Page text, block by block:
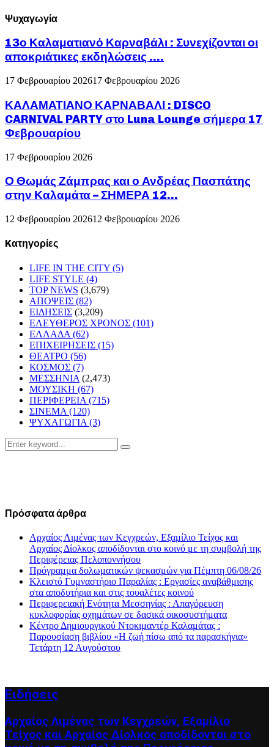
Ψυχαγωγία
13ο Καλαματιανό Καρναβάλι : Συνεχίζονται οι
αποκριάτικες εκδηλώσεις ….
17 Φεβρουαρίου 202617 Φεβρουαρίου 2026
ΚΑΛΑΜΑΤΙΑΝΟ ΚΑΡΝΑΒΑΛΙ : DISCO
CARNIVAL PARTY στο Luna Lounge σήμερα 17
Φεβρουαρίου
17 Φεβρουαρίου 2026
Ο Θωμάς Ζάμπρας και ο Ανδρέας Πασπάτης
στην Καλαμάτα – ΣΗΜΕΡΑ 12...
12 Φεβρουαρίου 202612 Φεβρουαρίου 2026
Kατηγορίες
LIFE IN THE CITY (5)
LIFE STYLE (4)
TOP NEWS (3,679)
ΑΠΟΨΕΙΣ (82)
ΕΙΔΗΣΕΙΣ (3,209)
ΕΛΕΥΘΕΡΟΣ ΧΡΟΝΟΣ (101)
ΕΛΛΑΔΑ (62)
ΕΠΙΧΕΙΡΗΣΕΙΣ (15)
ΘΕΑΤΡΟ (56)
ΚΟΣΜΟΣ (7)
ΜΕΣΣΗΝΙΑ (2,473)
ΜΟΥΣΙΚΗ (67)
ΠΕΡΙΦΕΡΕΙΑ (715)
ΣΙΝΕΜΑ (120)
ΨΥΧΑΓΩΓΙΑ (3)
Search
for:
Search
Πρόσφατα άρθρα
Αρχαίος Λιμένας των Κεγχρεών, Εξαμίλιο Τείχος και
Aρχαίος Δίολκος αποδίδονται στο κοινό με τη συμβολή της
Περιφέρειας Πελοποννήσου
Πρόγραμμα δολωματικών ψεκασμών για Πέμπτη 06/08/26
Κλειστό Γυμναστήριο Παραλίας : Εργασίες αναβάθμισης
στα αποδυτήρια και στις τουαλέτες κοινού
Περιφερειακή Ενότητα Μεσσηνίας : Απαγόρευση
κυκλοφορίας οχημάτων σε δασικά οικοσυστήματα
Κέντρο Δημιουργικού Ντοκιμαντέρ Καλαμάτας :
Παρουσίαση βιβλίου «Η ζωή πίσω από τα παρασκήνια»
Τετάρτη 12 Αυγούστου
Ειδήσεις
Αρχαίος Λιμένας των Κεγχρεών, Εξαμίλιο
Τείχος και Aρχαίος Δίολκος αποδίδονται στο